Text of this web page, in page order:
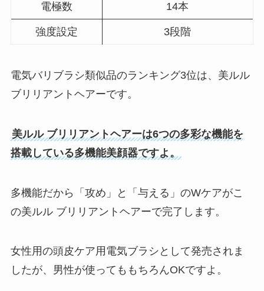
電極数 14本
強度設定 3段階
電気バリブラシ類似品のランキング3位は、美ルル
ブリリアントヘアーです。
美ルル ブリリアントヘアーは6つの多彩な機能を
搭載している多機能美顔器ですよ。
多機能だから「攻め」と「与える」のWケアがこ
の美ルル ブリリアントヘアーで完了します。
女性用の頭皮ケア用電気ブラシとして発売されま
したが、男性が使ってももちろんOKですよ。